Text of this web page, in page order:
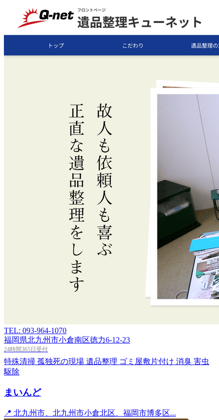
TEL: 093-964-1070
福岡県北九州市小倉南区徳力6-12-23
24時間365日受付
特殊清掃 孤独死の現場 遺品整理 ゴミ屋敷片付け 消臭 害虫
駆除
まいんど
📍 北九州市、北九州市小倉北区、福岡市博多区...